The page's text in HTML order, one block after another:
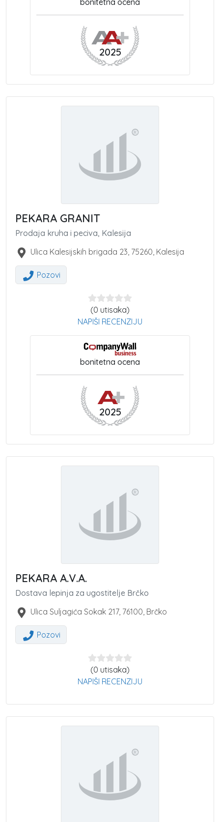
2025
PEKARA GRANIT
Prodaja kruha i peciva, Kalesija
Ulica Kalesijskih brigada 23, 75260, Kalesija
Pozovi
(0 utisaka)
NAPIŠI RECENZIJU
bonitetna ocena
2025
PEKARA A.V.A.
Dostava lepinja za ugostitelje Brčko
Ulica Suljagića Sokak 217, 76100, Brčko
Pozovi
(0 utisaka)
NAPIŠI RECENZIJU